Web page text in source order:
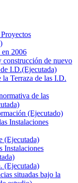
2006
construcción de nuevo
I.D.(Ejecutada)
Terraza de las I.D.
de las
(Ejecutado)
Instalaciones
(Ejecutada)
Instalaciones
(Ejecutada)
situadas bajo la